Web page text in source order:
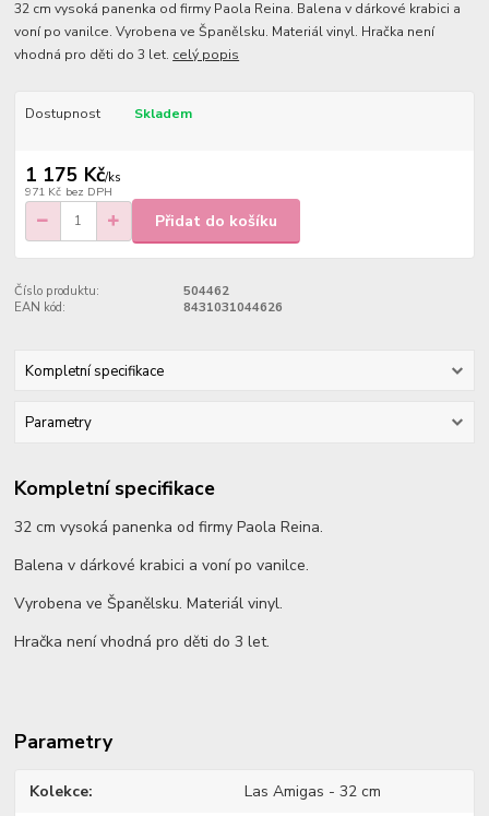
32 cm vysoká panenka od firmy Paola Reina. Balena v dárkové krabici a
voní po vanilce. Vyrobena ve Španělsku. Materiál vinyl. Hračka není
vhodná pro děti do 3 let. celý popis
Dostupnost Skladem
1 175 Kč/ks
971 Kč bez DPH
Přidat do košíku
Číslo produktu:
504462
EAN kód:
8431031044626
Kompletní specifikace
Parametry
Kompletní specifikace
32 cm vysoká panenka od firmy Paola Reina.
Balena v dárkové krabici a voní po vanilce.
Vyrobena ve Španělsku. Materiál vinyl.
Hračka není vhodná pro děti do 3 let.
Parametry
Kolekce Las Amigas - 32 cm